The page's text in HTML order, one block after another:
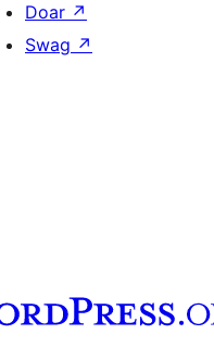
Doar ↗
Swag ↗